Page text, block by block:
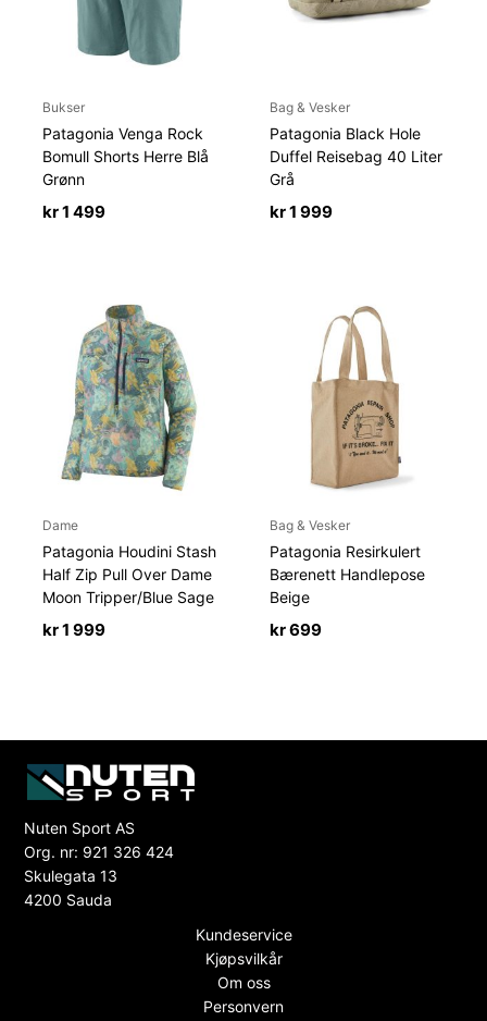
Bukser
Patagonia Venga Rock
Bomull Shorts Herre Blå
Grønn
kr1 499
Bag & Vesker
Patagonia Black Hole
Duffel Reisebag 40 Liter
Grå
kr1 999
Dame
Patagonia Houdini Stash
Half Zip Pull Over Dame
Moon Tripper/Blue Sage
kr1 999
Bag & Vesker
Patagonia Resirkulert
Bærenett Handlepose
Beige
kr699
Nuten Sport AS
Org. nr: 921 326 424
Skulegata 13
4200 Sauda
Kundeservice
Kjøpsvilkår
Om oss
Personvern